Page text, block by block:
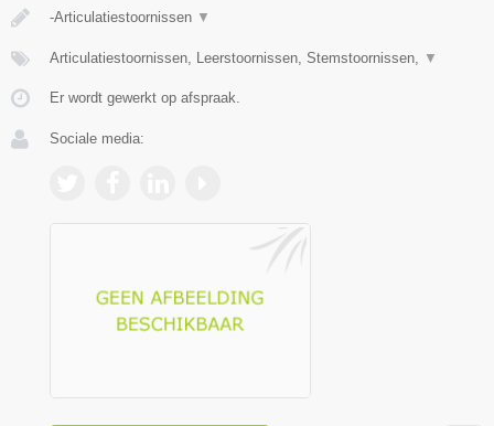
-Articulatiestoornissen ▼
Articulatiestoornissen, Leerstoornissen, Stemstoornissen, ▼
Er wordt gewerkt op afspraak.
Sociale media: